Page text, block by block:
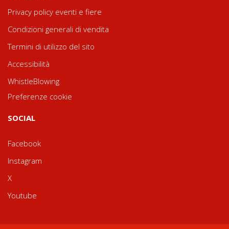
Privacy policy eventi e fiere
Condizioni generali di vendita
Termini di utilizzo del sito
Accessibilità
WhistleBlowing
Preferenze cookie
SOCIAL
Facebook
Instagram
X
Youtube